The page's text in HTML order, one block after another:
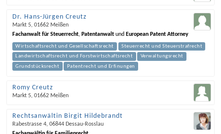
Dr. Hans-Jürgen Creutz
Markt 5, 01662 Meißen
Fachanwalt für Steuerrecht, Patentanwaltund European Patent Attorney
Wirtschaftsrecht und Gesellschaftsrecht
Steuerrecht und Steuerstrafrecht
Landwirtschaftsrecht und Forstwirtschaftsrecht
Verwaltungsrecht
Grundstücksrecht
Patentrecht und Erfinungen
Romy Creutz
Markt 5, 01662 Meißen
Rechtsanwältin Birgit Hildebrandt
Rabestrasse 4, 06844 Dessau-Rosslau